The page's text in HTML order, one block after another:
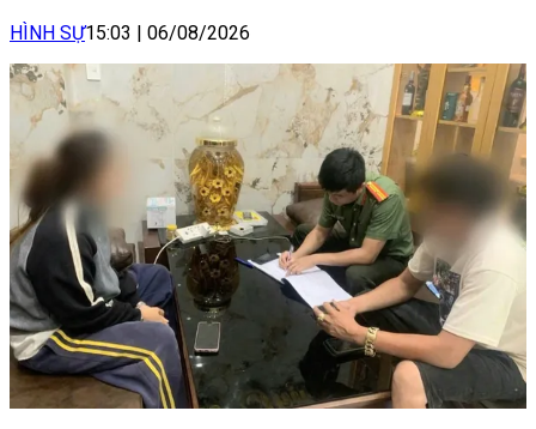
HÌNH SỰ15:03 06/08/2026